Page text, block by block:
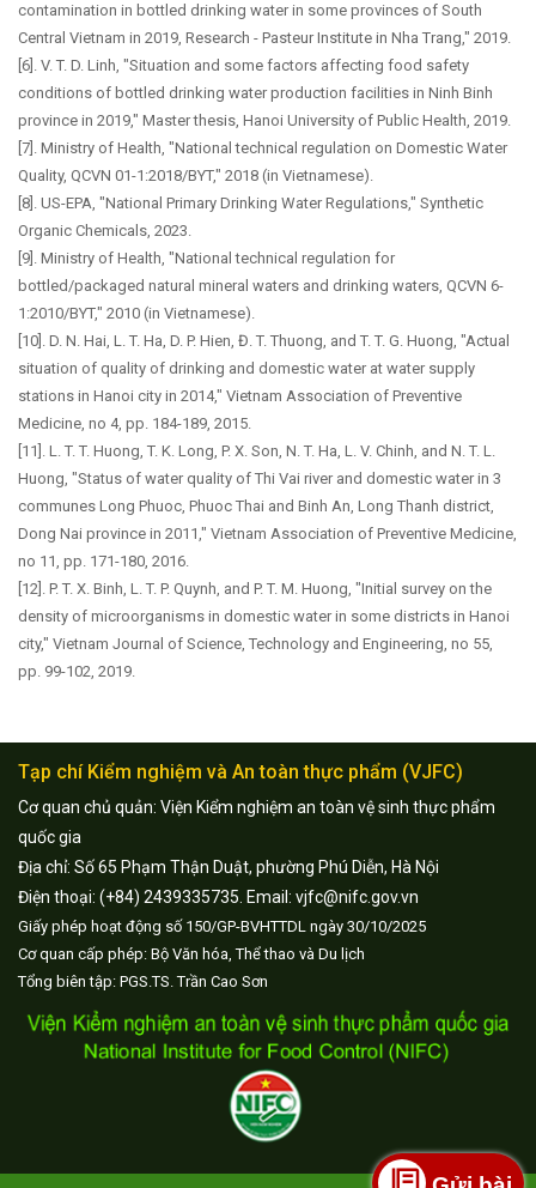
contamination in bottled drinking water in some provinces of South
Central Vietnam in 2019, Research - Pasteur Institute in Nha Trang," 2019.
[6]. V. T. D. Linh, "Situation and some factors affecting food safety
conditions of bottled drinking water production facilities in Ninh Binh
province in 2019," Master thesis, Hanoi University of Public Health, 2019.
[7]. Ministry of Health, "National technical regulation on Domestic Water
Quality, QCVN 01-1:2018/BYT," 2018 (in Vietnamese).
[8]. US-EPA, "National Primary Drinking Water Regulations," Synthetic
Organic Chemicals, 2023.
[9]. Ministry of Health, "National technical regulation for
bottled/packaged natural mineral waters and drinking waters, QCVN 6-
1:2010/BYT," 2010 (in Vietnamese).
[10]. D. N. Hai, L. T. Ha, D. P. Hien, Đ. T. Thuong, and T. T. G. Huong, "Actual
situation of quality of drinking and domestic water at water supply
stations in Hanoi city in 2014," Vietnam Association of Preventive
Medicine, no 4, pp. 184-189, 2015.
[11]. L. T. T. Huong, T. K. Long, P. X. Son, N. T. Ha, L. V. Chinh, and N. T. L.
Huong, "Status of water quality of Thi Vai river and domestic water in 3
communes Long Phuoc, Phuoc Thai and Binh An, Long Thanh district,
Dong Nai province in 2011," Vietnam Association of Preventive Medicine,
no 11, pp. 171-180, 2016.
[12]. P. T. X. Binh, L. T. P. Quynh, and P. T. M. Huong, "Initial survey on the
density of microorganisms in domestic water in some districts in Hanoi
city," Vietnam Journal of Science, Technology and Engineering, no 55,
pp. 99-102, 2019.
Tạp chí Kiểm nghiệm và An toàn thực phẩm (VJFC)
Cơ quan chủ quản: Viện Kiểm nghiệm an toàn vệ sinh thực phẩm
quốc gia
Địa chỉ: Số 65 Phạm Thận Duật, phường Phú Diễn, Hà Nội
Điện thoại: (+84) 2439335735. Email: vjfc@nifc.gov.vn
Giấy phép hoạt động số 150/GP-BVHTTDL ngày 30/10/2025
Cơ quan cấp phép: Bộ Văn hóa, Thể thao và Du lịch
Tổng biên tập: PGS.TS. Trần Cao Sơn